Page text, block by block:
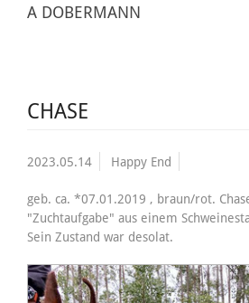
A DOBERMANN
CHASE
2023.05.14 Happy End
geb. ca. *07.01.2019 , braun/rot.
"Zuchtaufgabe" aus einem
Sein Zustand war desolat.